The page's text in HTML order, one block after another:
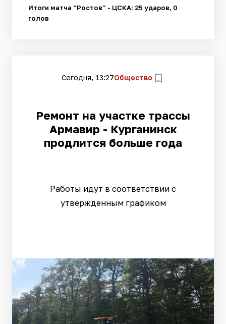
Итоги матча “Ростов” - ЦСКА: 25 ударов, 0
голов
Сегодня, 13:27Общество
Ремонт на участке трассы
Армавир - Курганинск
продлится больше года
Работы идут в соответствии с
утвержденным графиком